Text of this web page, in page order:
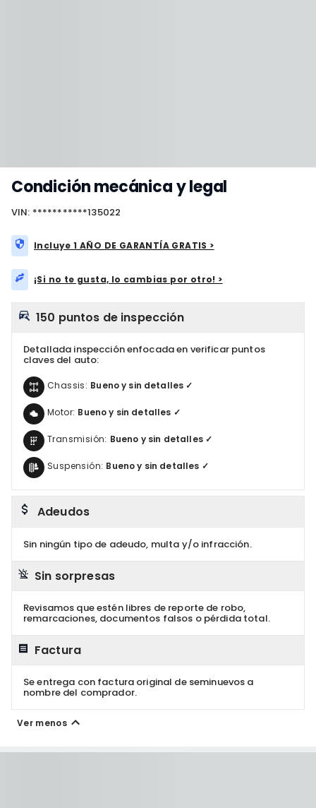
Condición mecánica y legal
VIN: ***********135022
Incluye 1 AÑO DE GARANTÍA GRATIS >
¡Si no te gusta, lo cambias por otro! >
150 puntos de inspección
Detallada inspección enfocada en verificar puntos
claves del auto:
Chassis: Bueno y sin detalles ✓
Motor: Bueno y sin detalles ✓
Transmisión: Bueno y sin detalles ✓
Suspensión: Bueno y sin detalles ✓
Adeudos
Sin ningún tipo de adeudo, multa y/o infracción.
Sin sorpresas
Revisamos que estén libres de reporte de robo,
remarcaciones, documentos falsos o pérdida total.
Factura
Se entrega con factura original de seminuevos a
nombre del comprador.
Ver menos